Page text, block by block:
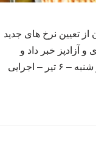
تعیین نرخ های جدید
و آزادپز خبر داد و
گفت: این نرخ ها از روز شنبه – ۶ تیر – اجرایی